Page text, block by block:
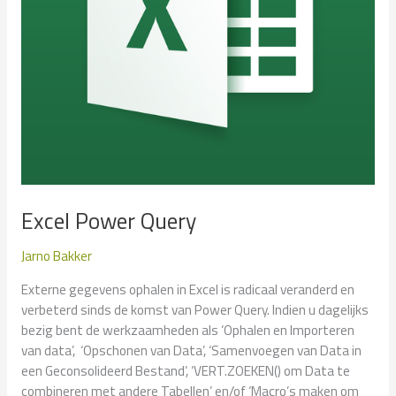
Excel Power Query
Jarno Bakker
Externe gegevens ophalen in Excel is radicaal veranderd en
verbeterd sinds de komst van Power Query. Indien u dagelijks
bezig bent de werkzaamheden als ‘Ophalen en Importeren
van data’, ‘Opschonen van Data’, ‘Samenvoegen van Data in
een Geconsolideerd Bestand’, ‘VERT.ZOEKEN() om Data te
combineren met andere Tabellen’ en/of ‘Macro’s maken om